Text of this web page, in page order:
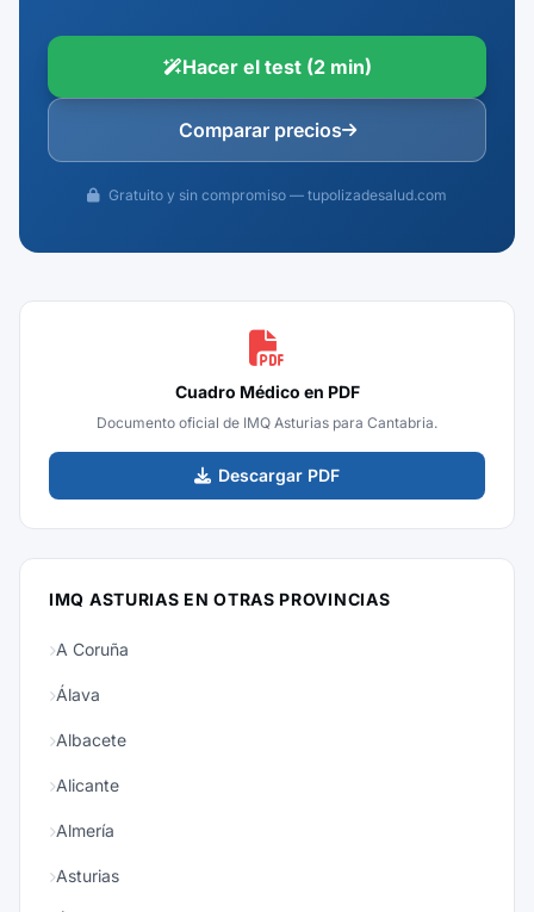
Hacer el test (2 min)
Comparar precios
Gratuito y sin compromiso — tupolizadesalud.com
Cuadro Médico en PDF
Documento oficial de IMQ Asturias para Cantabria.
Descargar PDF
IMQ ASTURIAS EN OTRAS PROVINCIAS
A Coruña
Álava
Albacete
Alicante
Almería
Asturias